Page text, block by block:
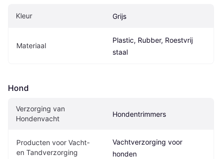
Kleur Grijs
Materiaal
Plastic, Rubber, Roestvrij
staal
Hond
Verzorging van
Hondenvacht
Hondentrimmers
Producten voor Vacht-
en Tandverzorging
Vachtverzorging voor
honden